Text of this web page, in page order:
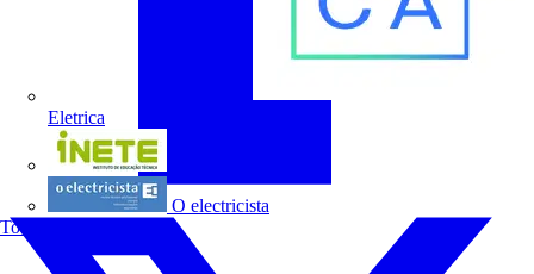
Eletrica
O electricista
Todos os parceiros